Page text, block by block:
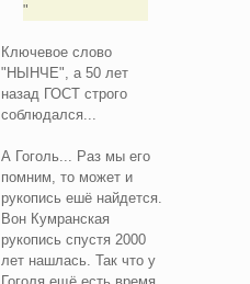
Ключевое слово
"НЫНЧЕ", а 50 лет
назад ГОСТ строго
соблюдался...
А Гоголь... Раз мы его
помним, то может и
рукопись ешё найдется.
Вон Кумранская
рукопись спустя 2000
лет нашлась. Так что у